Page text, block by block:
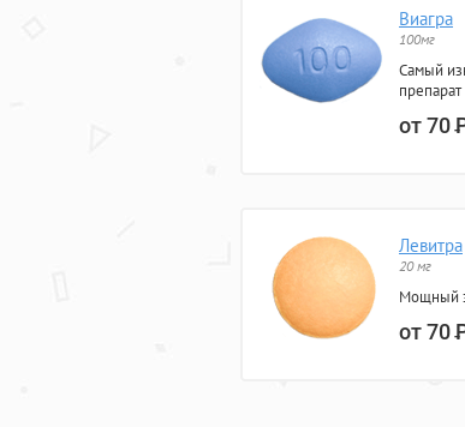
Виагра
100мг
Самый
препарат
от 70
Левитра
20 мг
Мощный
от 70